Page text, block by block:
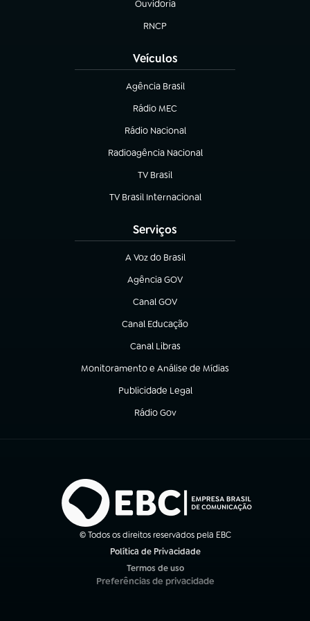
Ouvidoria
(abre em nova aba)
RNCP
(abre em nova aba)
Veículos
Agência Brasil
(abre em nova aba)
Rádio MEC
(abre em nova aba)
Rádio Nacional
Radioagência Nacional
(abre em nova aba)
TV Brasil
(abre em nova aba)
TV Brasil Internacional
(abre em nova aba)
Serviços
A Voz do Brasil
(abre em nova aba)
Agência GOV
(abre em nova aba)
Canal GOV
(abre em nova aba)
Canal Educação
(abre em nova aba)
Canal Libras
(abre em nova aba)
Monitoramento e Análise de Mídias
(abre em nova aba)
Publicidade Legal
(abre em nova aba)
Rádio Gov
(abre em nova aba)
© Todos os direitos reservados pela EBC
Política de Privacidade
Termos de uso
(abre em nova aba)
Preferências de privacidade